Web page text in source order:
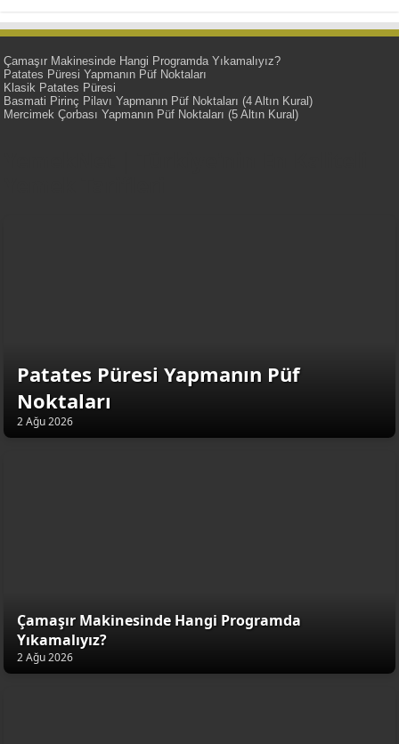
Çamaşır Makinesinde Hangi Programda Yıkamalıyız?
Patates Püresi Yapmanın Püf Noktaları
Klasik Patates Püresi
Basmati Pirinç Pilavı Yapmanın Püf Noktaları (4 Altın Kural)
Mercimek Çorbası Yapmanın Püf Noktaları (5 Altın Kural)
Patates Püresi Yapmanın Püf
Noktaları
2 Ağu 2026
Çamaşır Makinesinde Hangi Programda
Yıkamalıyız?
2 Ağu 2026